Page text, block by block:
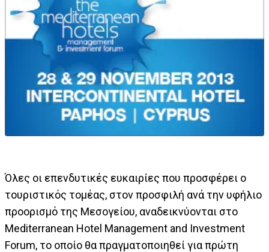
Όλες οι επενδυτικές ευκαιρίες που προσφέρει ο
τουριστικός τομέας, στον προσφιλή ανά την υφήλιο
προορισμό της Μεσογείου, αναδεικνύονται στο
Mediterranean Hotel Management and Investment
Forum, το οποίο θα πραγματοποιηθεί για πρώτη